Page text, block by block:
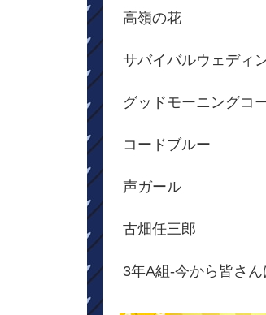
高嶺の花
サバイバルウェディ
グッドモーニングコ
コードブルー
声ガール
古畑任三郎
3年A組-今から皆さ